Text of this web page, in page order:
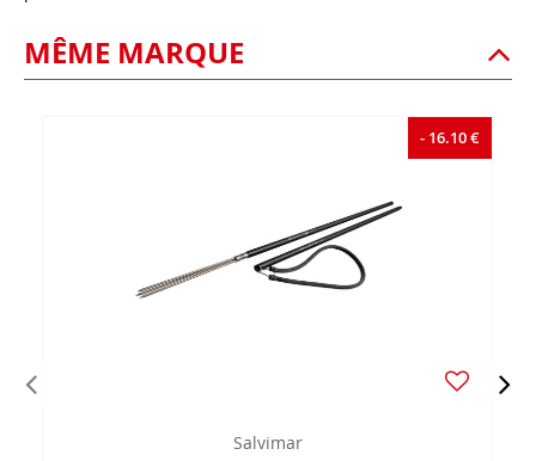
MÊME MARQUE
- 16.10 €
Salvimar